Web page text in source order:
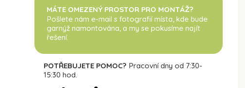
MÁTE OMEZENÝ PROSTOR PRO MONTÁŽ?
Pošlete nám e-mail s fotografií místa, kde bude
garnýž namontována , a my se pokusíme najít
řešení.
POTŘEBUJETE POMOC? Pracovní dny od 7:30-
15:30 hod.